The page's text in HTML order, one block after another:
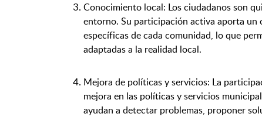
Conocimiento local: Los ciudadanos son
entorno. Su participación activa aporta un
específicas de cada comunidad, lo que
adaptadas a la realidad local.
Mejora de políticas y servicios: La
mejora en las políticas y servicios
ayudan a detectar problemas, proponer